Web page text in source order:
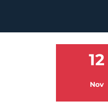
12
Nov